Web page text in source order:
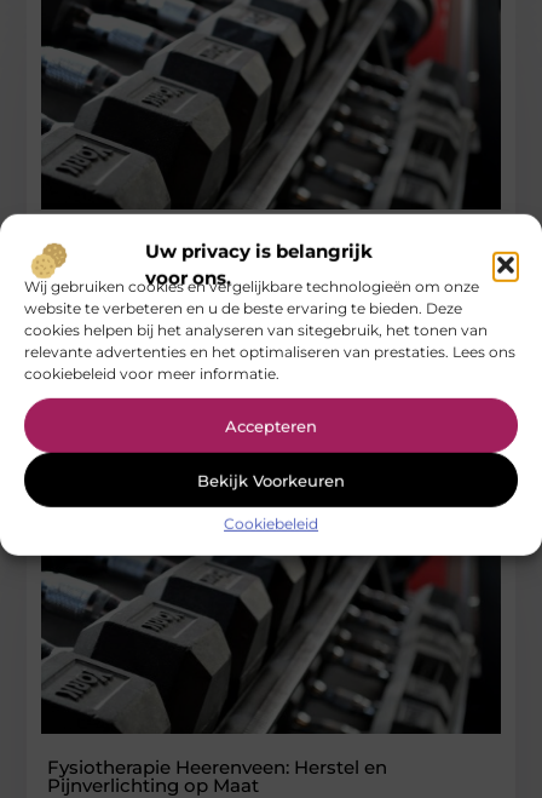
Uw privacy is belangrijk
voor ons.
Wij gebruiken cookies en vergelijkbare technologieën om onze
website te verbeteren en u de beste ervaring te bieden. Deze
cookies helpen bij het analyseren van sitegebruik, het tonen van
relevante advertenties en het optimaliseren van prestaties. Lees ons
cookiebeleid voor meer informatie.
Accepteren
Bekijk Voorkeuren
Cookiebeleid
Fysiotherapie Hilversum: Jouw Partner in Herstel
en Beweging
Wanneer pijn of blessures je bewegingsvrijheid beperken, is
professionele hulp onmisbaar. Gelukkig kun je vertrouwen op
de deskundigheid van fysiotherapie
Fysiotherapie Heerenveen: Herstel en
Pijnverlichting op Maat